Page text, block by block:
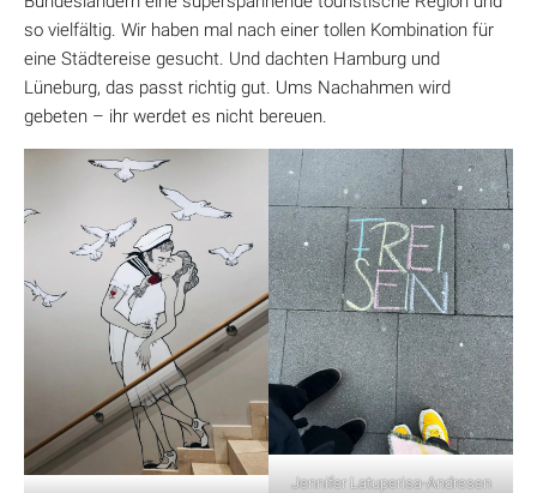
so vielfältig. Wir haben mal nach einer tollen Kombination für
eine Städtereise gesucht. Und dachten Hamburg und
Lüneburg, das passt richtig gut. Ums Nachahmen wird
gebeten – ihr werdet es nicht bereuen.
Jennifer Latuperisa-Andresen